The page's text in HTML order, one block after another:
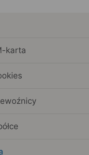
karta